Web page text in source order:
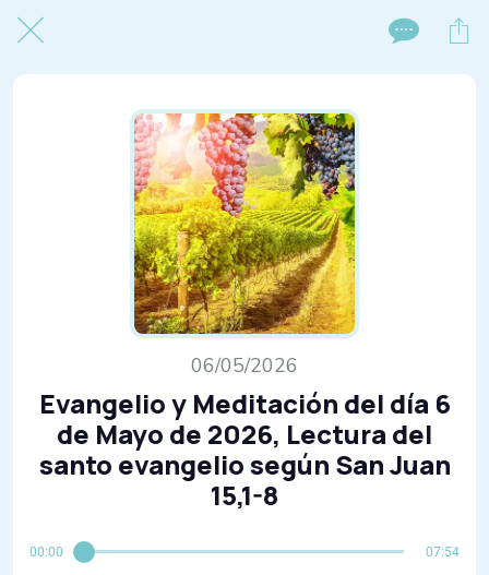
06/05/2026
Evangelio y Meditación del día 6
de Mayo de 2026, Lectura del
santo evangelio según San Juan
15,1-8
00:00 07:54